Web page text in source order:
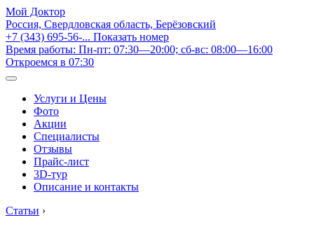
Мой Доктор
Россия, Свердловская область, Берёзовский
+7 (343) 695-56-... Показать номер
Время работы: Пн-пт: 07:30—20:00; сб-вс: 08:00—16:00
Откроемся в 07:30
Услуги и Цены
Фото
Акции
Специалисты
Отзывы
Прайс-лист
3D-тур
Описание и контакты
Статьи ›